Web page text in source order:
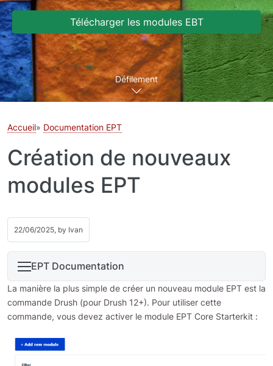
Télécharger les modules EBT
Défilement
Accueil Documentation EPT
Création de nouveaux
modules EPT
22/06/2025, by Ivan
EPT Documentation
La manière la plus simple de créer un nouveau module EPT est la
commande Drush (pour Drush 12+). Pour utiliser cette
commande, vous devez activer le module EPT Core Starterkit :